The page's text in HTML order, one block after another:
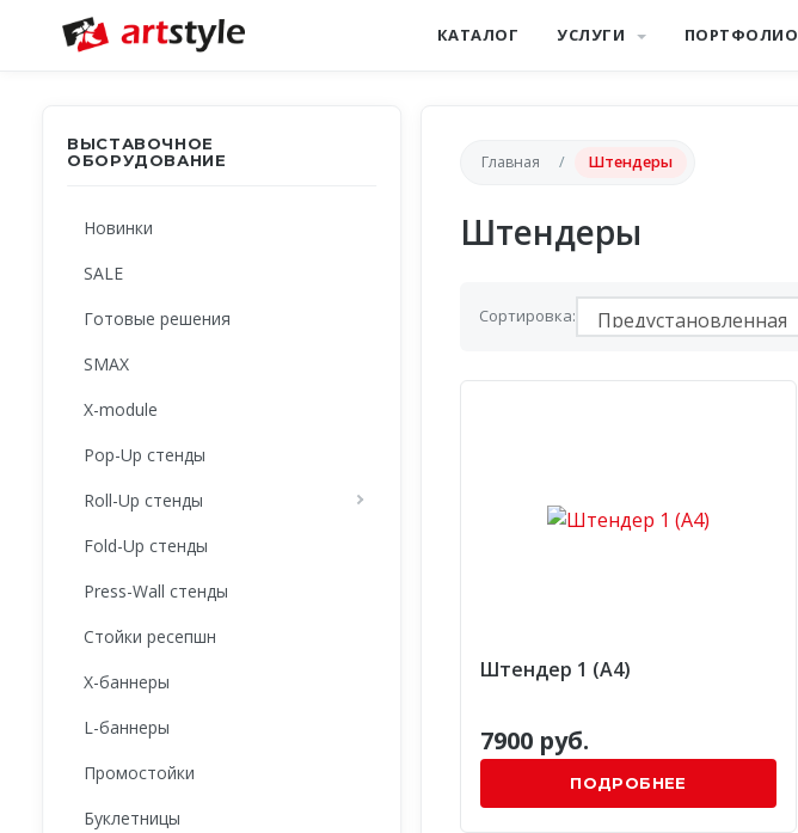
КАТАЛОГ УСЛУГИ ПОРТФОЛИО
Главная Штендеры
Штендеры
Сортировка:
Штендер 1 (А4)
7900 руб.
ПОДРОБНЕЕ
ВЫСТАВОЧНОЕ
ОБОРУДОВАНИЕ
Новинки
SALE
Готовые решения
SMAX
X-module
Pop-Up стенды
Roll-Up стенды
Fold-Up стенды
Press-Wall стенды
Стойки ресепшн
X-баннеры
L-баннеры
Промостойки
Буклетницы